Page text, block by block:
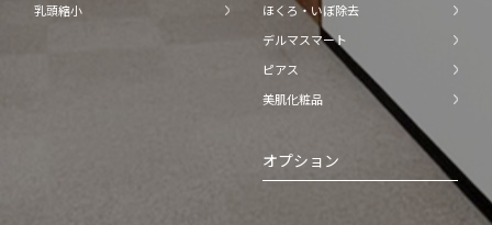
乳頭縮小
ほくろ・いぼ除去
デルマスマート
ピアス
美肌化粧品
オプション